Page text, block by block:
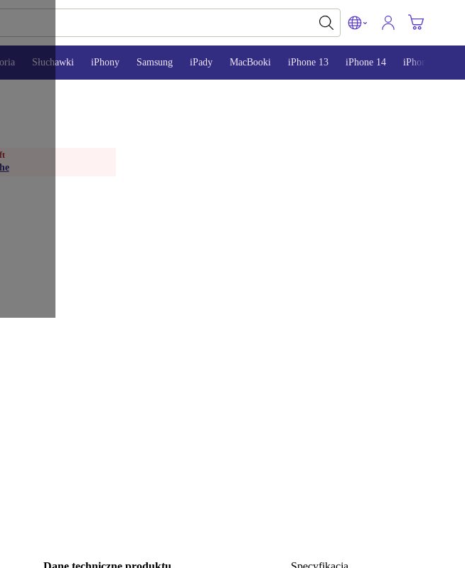
Słuchawki iPhony Samsung iPady MacBooki iPhone 13 iPhone 14 iPhone 15